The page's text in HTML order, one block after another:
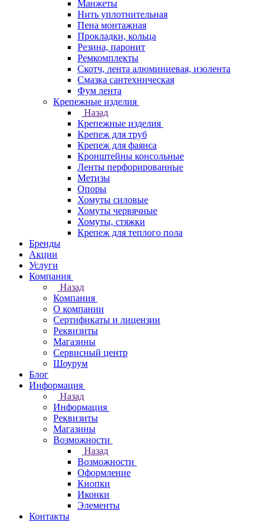
Манжеты
Нить уплотнительная
Пена монтажная
Прокладки, кольца
Резина, паронит
Ремкомплекты
Скотч, лента алюминиевая, изолента
Смазка сантехническая
Фум лента
Крепежные изделия
Назад
Крепежные изделия
Крепеж для труб
Крепеж для фаянса
Кронштейны консольные
Ленты перфорированные
Метизы
Опоры
Хомуты силовые
Хомуты червячные
Хомуты, стяжки
Крепеж для теплого пола
Бренды
Акции
Услуги
Компания
Назад
Компания
О компании
Сертификаты и лицензии
Реквизиты
Магазины
Сервисный центр
Шоурум
Блог
Информация
Назад
Информация
Реквизиты
Магазины
Возможности
Назад
Возможности
Оформление
Кнопки
Иконки
Элементы
Контакты